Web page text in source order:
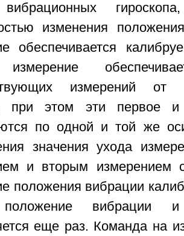
изменения
обеспечивается
измерений от
при этом эти первое и
по одной и той же
значения ухода
и вторым измерением
положения вибрации
положение вибрации
еще раз. Команда на